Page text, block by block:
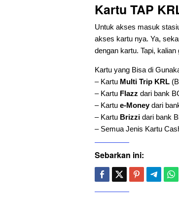
Kartu TAP
Untuk akses masuk
akses kartu nya. Ya,
dengan kartu. Tapi,
Kartu yang Bisa di
– Kartu Multi Trip KRL
– Kartu Flazz dari bank
– Kartu e-Moneydari
– Kartu Brizzi dari bank
– Semua Jenis Kartu
Sebarkan ini: